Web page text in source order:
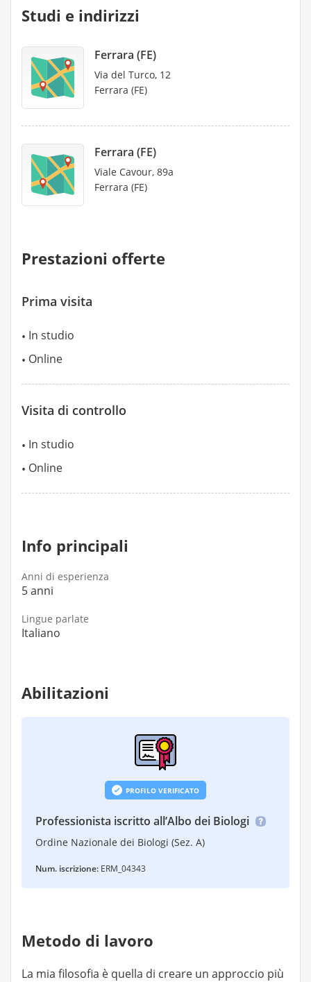
Studi e indirizzi
Ferrara (FE)
Via del Turco, 12
Ferrara (FE)
Ferrara (FE)
Viale Cavour, 89a
Ferrara (FE)
Prestazioni offerte
Prima visita
In studio
Online
Visita di controllo
In studio
Online
Info principali
Anni di esperienza
5 anni
Lingue parlate
Italiano
Abilitazioni
PROFILO VERIFICATO
Professionista iscritto all’Albo dei Biologi
Ordine Nazionale dei Biologi (Sez. A)
Num. iscrizione: ERM_04343
Metodo di lavoro
La mia filosofia è quella di creare un approccio più